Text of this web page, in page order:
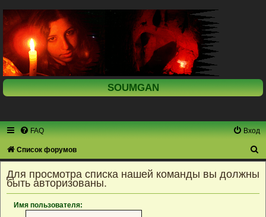
SOUMGAN
FAQ Вход
Список форумов
Для просмотра списка нашей команды вы должны
быть авторизованы.
Имя пользователя: